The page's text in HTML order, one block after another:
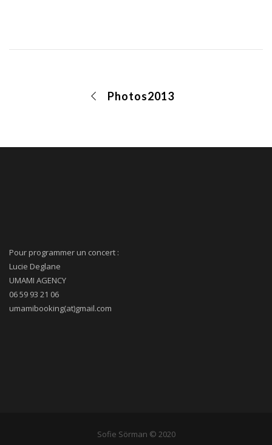
Photos2013
Pour programmer un concert :
Lucie Deglane
UMAMI AGENCY
06 59 93 21 06
umamibooking(at)gmail.com
Sofie Sörman © 2020